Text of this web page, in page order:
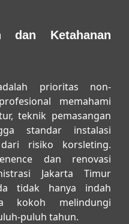
dan Ketahanan
prioritas non-
memahami
teknik pemasangan
standar instalasi
risiko korsleting.
dan renovasi
Jakarta Timur
tidak hanya indah
kokoh melindungi
puluh tahun.